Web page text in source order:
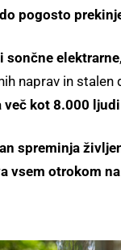
pogosto
sončne elektrarne
naprav in stalen
več kot 8.000 ljudi
spreminja
vsem otrokom